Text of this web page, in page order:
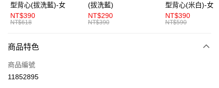
AFTEE先享後付
相關說明
便利好安心！
２．便利：只要手機號碼，簡訊認證，即可結帳。
３．安心：先確認商品／服務後，再付款。
運送方式
全家取貨付款
型背心(拔洗藍)-女
NT$390
NT$618
(拔洗藍)
NT$290
NT$390
型背心(米白)-女
NT$390
NT$590
商品特色
商品編號
11852895